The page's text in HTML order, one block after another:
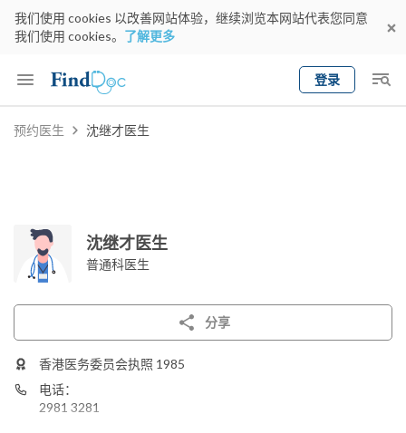
我们使用 cookies 以改善网站体验，继续浏览本网站代表您同意
我们使用 cookies。 了解更多
登录
Keyword
预约医生 沈继才医生
沈继才医生
普通科医生
分享
香港医务委员会执照 1985
电话：
2981 3281